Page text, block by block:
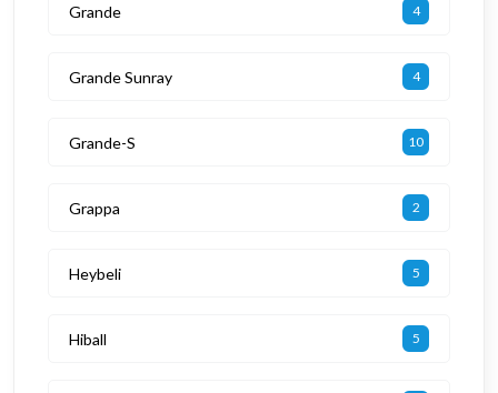
Grande 4
Grande Sunray 4
Grande-S 10
Grappa 2
Heybeli 5
Hiball 5